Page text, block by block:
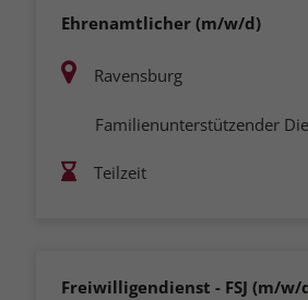
Ehrenamtlicher (m/w/d)
Ravensburg
Familienunterstützender
Teilzeit
Freiwilligendienst - FSJ (m/w/